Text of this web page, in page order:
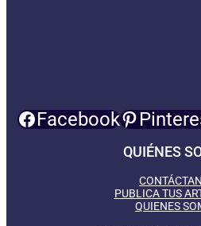
Facebook
QUIÉNES
PUBLICA TUS
QUIENES